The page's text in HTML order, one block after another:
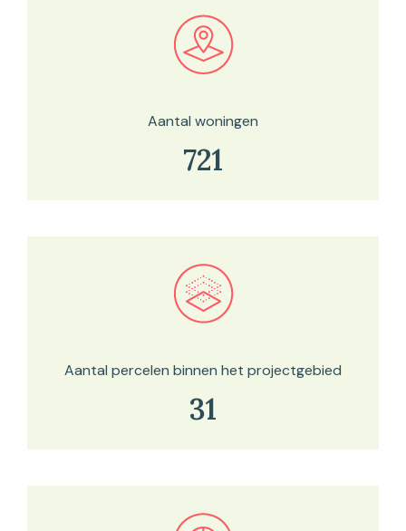
Bekijk in onze kaartviewer
Aantal woningen
721
Bekijk in onze kaartviewer
Aantal percelen binnen het projectgebied
31